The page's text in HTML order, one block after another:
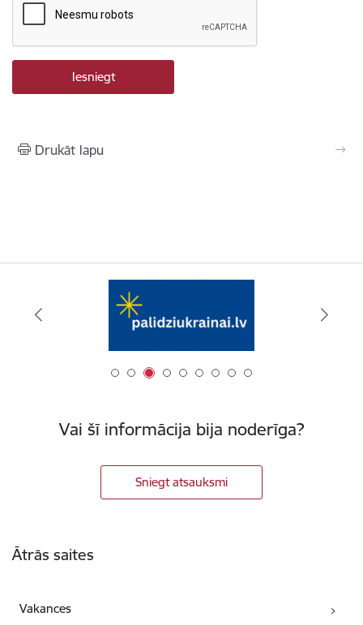
Drukāt lapu
Vai šī informācija bija noderīga?
Sniegt atsauksmi
Ātrās saites
Vakances